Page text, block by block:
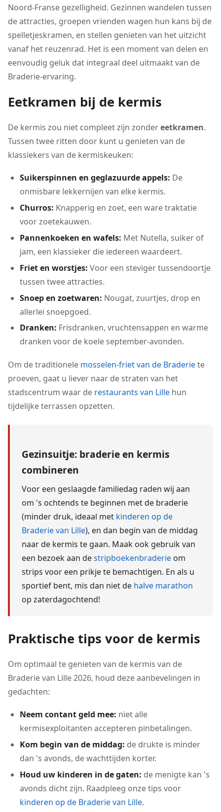
Noord-Franse gezelligheid. Gezinnen wandelen tussen
de attracties, groepen vrienden wagen hun kans bij de
spelletjeskramen, en stellen genieten van het uitzicht
vanaf het reuzenrad. Het is een moment van delen en
eenvoudig geluk dat integraal deel uitmaakt van de
Braderie-ervaring.
Eetkramen bij de kermis
De kermis zou niet compleet zijn zondereetkramen.
Tussen twee ritten door kunt u genieten van de
klassiekers van de kermiskeuken:
Suikerspinnen en geglazuurde appels: De
onmisbare lekkernijen van elke kermis.
Churros: Knapperig en zoet, een ware traktatie
voor zoetekauwen.
Pannenkoeken en wafels: Met Nutella, suiker of
jam, een klassieker die iedereen waardeert.
Friet en worstjes: Voor een steviger tussendoortje
tussen twee attracties.
Snoep en zoetwaren: Nougat, zuurtjes, drop en
allerlei snoepgoed.
Dranken: Frisdranken, vruchtensappen en warme
dranken voor de koele september-avonden.
Om de traditionele mosselen-friet van de Braderiete
proeven, gaat u liever naar de straten van het
stadscentrum waar de restaurants van Lille hun
tijdelijke terrassen opzetten.
Gezinsuitje: braderie en kermis
combineren
Voor een geslaagde familiedag raden wij aan
om 's ochtends te beginnen met de braderie
(minder druk, ideaal met kinderen op de
Braderie van Lille), en dan begin van de middag
naar de kermis te gaan. Maak ook gebruik van
een bezoek aan destripboekenbraderie om
strips voor een prikje te bemachtigen. En als u
sportief bent, mis dan niet de halve marathon
op zaterdagochtend!
Praktische tips voor de kermis
Om optimaal te genieten van de kermis van de
Braderie van Lille 2026, houd deze aanbevelingen in
gedachten:
Neem contant geld mee: niet alle
kermisexploitanten accepteren pinbetalingen.
Kom begin van de middag: de drukte is minder
dan 's avonds, de wachttijden korter.
Houd uw kinderen in de gaten: de menigte kan 's
avonds dicht zijn. Raadpleeg onze tips voor
kinderen op de Braderie van Lille.